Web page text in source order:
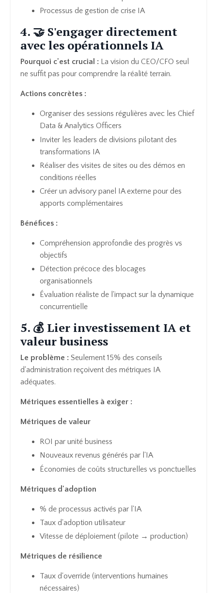
Processus de gestion de crise IA
4. 🤝 S'engager directement
avec les opérationnels IA
Pourquoi c'est crucial : La vision du CEO/CFO seul
ne suffit pas pour comprendre la réalité terrain.
Actions concrètes :
Organiser des sessions régulières avec les Chief
Data & Analytics Officers
Inviter les leaders de divisions pilotant des
transformations IA
Réaliser des visites de sites ou des démos en
conditions réelles
Créer un advisory panel IA externe pour des
apports complémentaires
Bénéfices :
Compréhension approfondie des progrès vs
objectifs
Détection précoce des blocages
organisationnels
Évaluation réaliste de l'impact sur la dynamique
concurrentielle
5. 💰 Lier investissement IA et
valeur business
Le problème : Seulement 15% des conseils
d'administration reçoivent des métriques IA
adéquates.
Métriques essentielles à exiger :
Métriques de valeur
ROI par unité business
Nouveaux revenus générés par l'IA
Économies de coûts structurelles vs ponctuelles
Métriques d'adoption
% de processus activés par l'IA
Taux d'adoption utilisateur
Vitesse de déploiement (pilote → production)
Métriques de résilience
Taux d'override (interventions humaines
nécessaires)